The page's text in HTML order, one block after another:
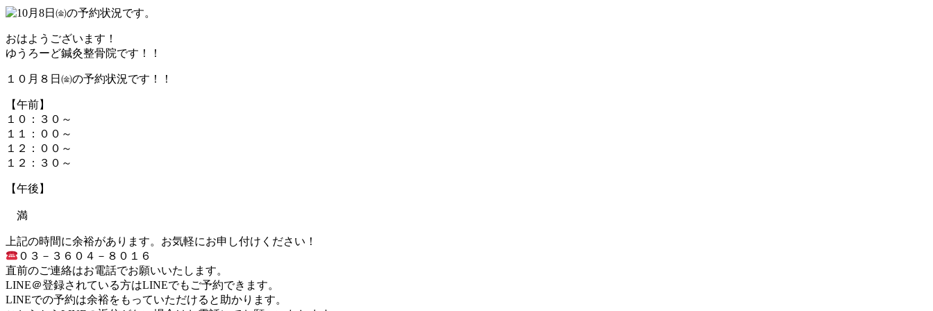
おはようございます！
ゆうろーど鍼灸整骨院です！！
１０月８日㈮の予約状況です！！
【午前】
１０：３０～
１１：００～
１２：００～
１２：３０～
【午後】
満
上記の時間に余裕があります。お気軽にお申し付けください！
０３－３６０４－８０１６
直前のご連絡はお電話でお願いいたします。
LINE＠登録されている方はLINEでもご予約できます。
LINEでの予約は余裕をもっていただけると助かります。